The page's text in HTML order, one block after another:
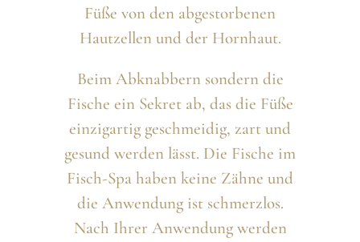
Füße von den abgestorbenen
Hautzellen und der Hornhaut.
Beim Abknabbern sondern die
Fische ein Sekret ab, das die Füße
einzigartig geschmeidig, zart und
gesund werden lässt. Die Fische im
Fisch-Spa haben keine Zähne und
die Anwendung ist schmerzlos.
Nach Ihrer Anwendung werden